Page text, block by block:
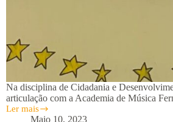
Na disciplina de Cidadania e
articulação com a Academia de Música
Ler mais
Hoje
Maio 10, 2023